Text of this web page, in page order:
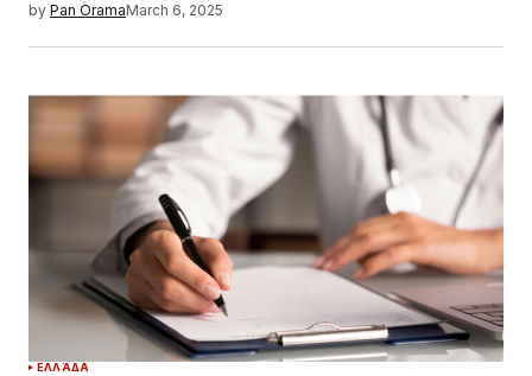
by Pan OramaMarch 6, 2025
ΕΛΛΆΔΑ